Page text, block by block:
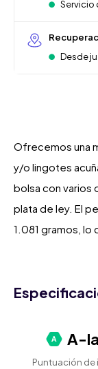
Servicio
Desde
Ofrecemos una
y/o lingotes
bolsa con varios
plata de ley. El
1.081 gramos, lo
A-
Puntuación de